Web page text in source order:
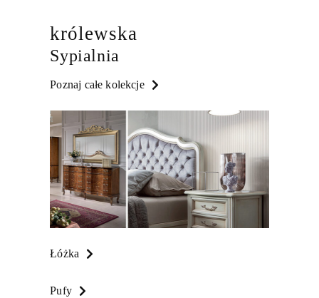
królewska
Sypialnia
Poznaj całe kolekcje
Łóżka
Pufy